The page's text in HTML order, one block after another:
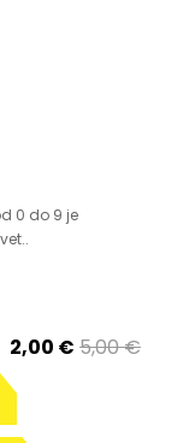
0 do 9 je
2,00 € 5,00 €